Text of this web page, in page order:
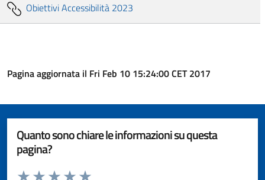
Obiettivi Accessibilità 2023
Pagina aggiornata il Fri Feb 10 15:24:00 CET 2017
Quanto sono chiare le informazioni su questa
pagina?
Valuta da 1 a 5 stelle la pagina